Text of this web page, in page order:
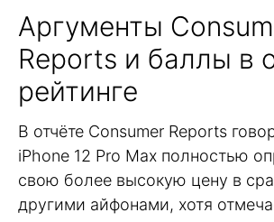
Аргументы
Reports и баллы в
рейтинге
В отчёте Consumer Reports
iPhone 12 Pro Max полностью
свою более высокую цену в
другими айфонами, хотя